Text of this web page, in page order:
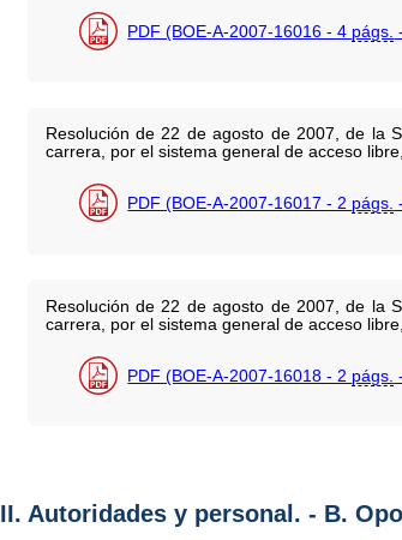
PDF (BOE-A-2007-16016 - 4 págs.
Resolución de 22 de agosto de 2007, de la
carrera, por el sistema general de acceso
PDF (BOE-A-2007-16017 - 2 págs.
Resolución de 22 de agosto de 2007, de la
carrera, por el sistema general de acceso
PDF (BOE-A-2007-16018 - 2 págs.
II. Autoridades y personal. - B.